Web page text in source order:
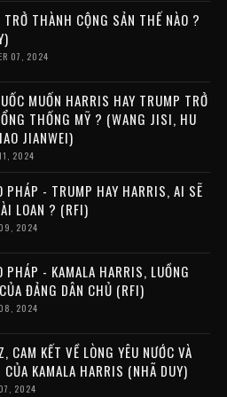
TRỞ THÀNH CỘNG SẢN THẾ NÀO ?
07, 2024
MUỐN HARRIS HAY TRUMP TRỞ
THỐNG MỸ ? (WANG JISI, HU
JIANWEI)
2024
PHÁP - TRUMP HAY HARRIS, AI SẼ
LOAN ? (RFI)
2024
PHÁP - KAMALA HARRIS, LUỒNG
ĐẢNG DÂN CHỦ (RFI)
2024
CAM KẾT VỀ LÒNG YÊU NƯỚC VÀ
CỦA KAMALA HARRIS (NHÃ DUY)
2024